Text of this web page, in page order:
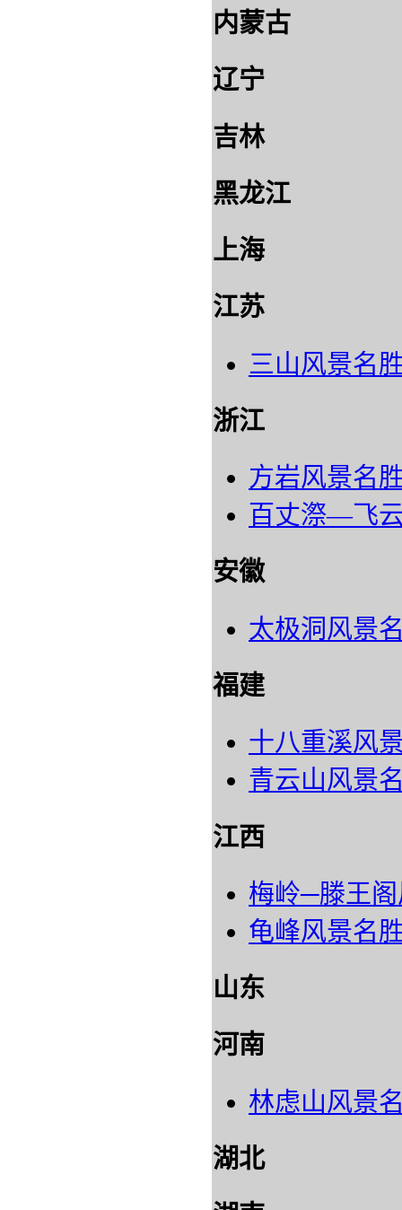
内蒙古
辽宁
吉林
黑龙江
上海
江苏
三山风景名
浙江
方岩风景名
百丈漈―飞
安徽
太极洞风景
福建
十八重溪风
青云山风景
江西
梅岭─滕王
龟峰风景名
山东
河南
林虑山风景
湖北